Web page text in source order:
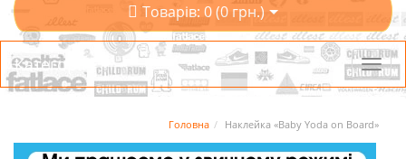
Товарів: 0 (0 грн.)
Категорії
Головна Наклейка «Baby Yoda on Board»